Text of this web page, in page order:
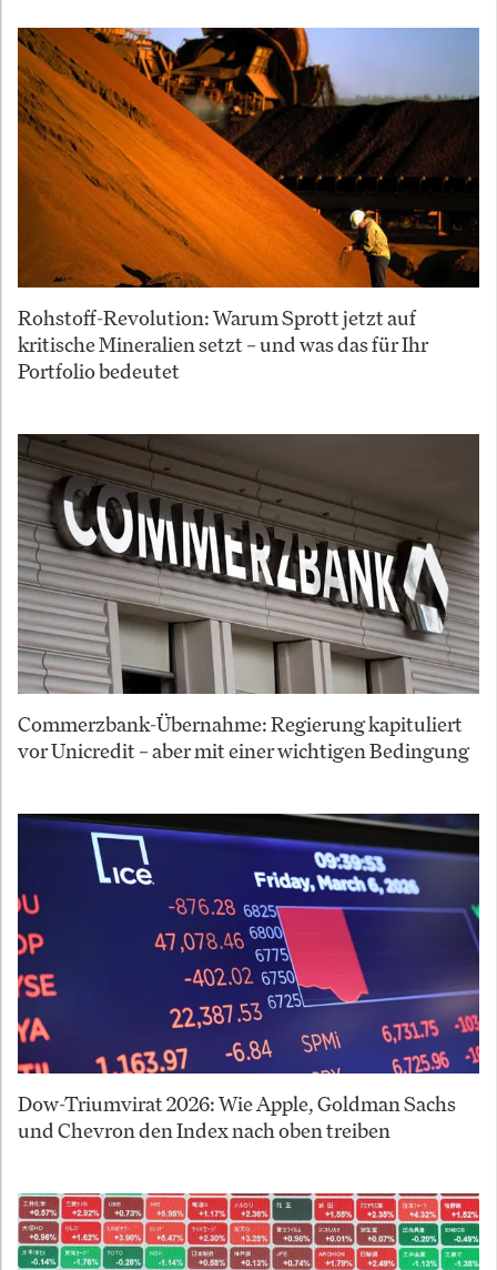
Rohstoff-Revolution: Warum Sprott jetzt auf
kritische Mineralien setzt – und was das für Ihr
Portfolio bedeutet
Commerzbank-Übernahme: Regierung kapituliert
vor Unicredit – aber mit einer wichtigen Bedingung
Dow-Triumvirat 2026: Wie Apple, Goldman Sachs
und Chevron den Index nach oben treiben